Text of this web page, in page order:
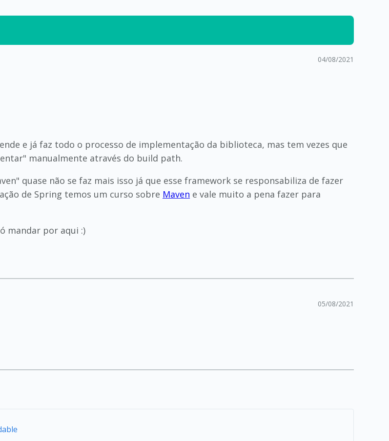
04/08/2021
e já faz todo o processo de implementação da biblioteca, mas tem vezes que
manualmente através do build path.
quase não se faz mais isso já que esse framework se responsabiliza de fazer
de Spring temos um curso sobre Maven e vale muito a pena fazer para
mandar por aqui :)
05/08/2021